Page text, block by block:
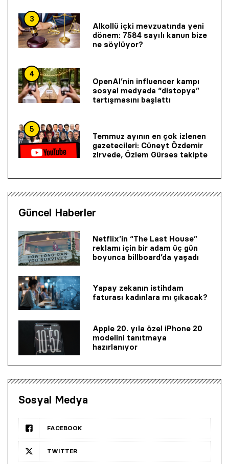
3
Alkollü içki mevzuatında yeni
dönem: 7584 sayılı kanun bize
ne söylüyor?
4
OpenAI’nin influencer kampı
sosyal medyada “distopya”
tartışmasını başlattı
5
Temmuz ayının en çok izlenen
gazetecileri: Cüneyt Özdemir
zirvede, Özlem Gürses takipte
Güncel Haberler
Netflix’in “The Last House”
reklamı için bir adam üç gün
boyunca billboard’da yaşadı
Yapay zekanın istihdam
faturası kadınlara mı çıkacak?
Apple 20. yıla özel iPhone 20
modelini tanıtmaya
hazırlanıyor
Sosyal Medya
FACEBOOK
TWITTER